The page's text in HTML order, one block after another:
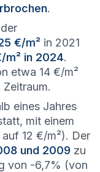
.
€/m² in 2021
m² in 2024.
etwa 14 €/m²
eines Jahres
mit einem
12 €/m²). Der
und 2009 zu
von -6,7% (von